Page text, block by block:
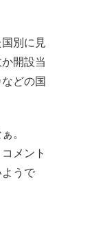
別に見
開設当
どの国
。
メント
うで